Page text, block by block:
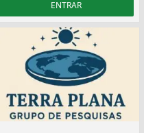
ENTRAR